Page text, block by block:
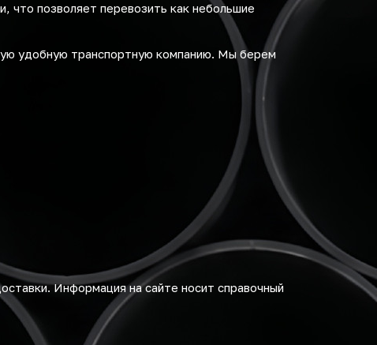
что позволяет перевозить как небольшие
удобную транспортную компанию. Мы берем
Информация на сайте носит справочный